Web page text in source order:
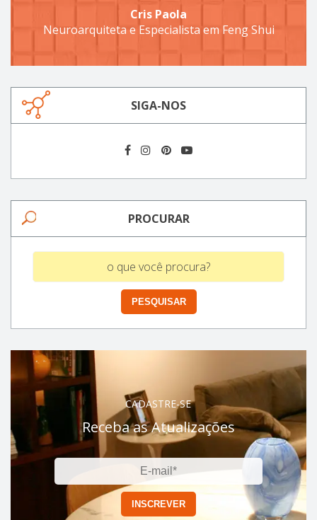
Cris Paola
Neuroarquiteta e Especialista em Feng Shui
SIGA-NOS
PROCURAR
CADASTRE-SE
Receba as Atualizações